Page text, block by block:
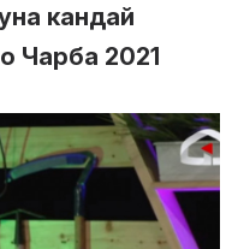
кандай
Чарба 2021